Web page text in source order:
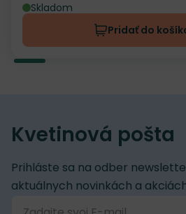
Skladom
Pridať do
Kvetinová pošta
Prihláste sa na odber
aktuálnych novinkách a